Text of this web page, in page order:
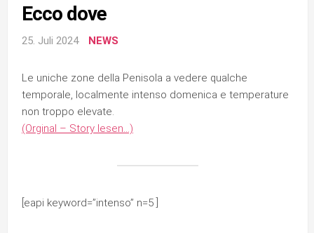
Ecco dove
25. Juli 2024 NEWS
Le uniche zone della Penisola a vedere qualche
temporale, localmente intenso domenica e temperature
non troppo elevate.
(Orginal – Story lesen…)
[eapi keyword=”intenso” n=5 ]